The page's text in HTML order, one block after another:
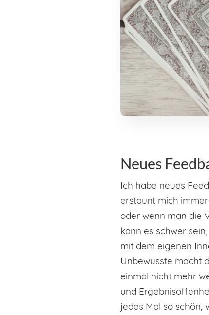
Neues
Ich habe neues
erstaunt mich
oder wenn man die
kann es schwer
mit dem eigenen
Unbewusste macht
einmal nicht mehr
und
jedes Mal so schön,